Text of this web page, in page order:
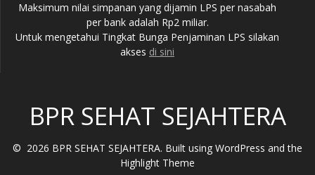
Maksimum nilai simpanan yang dijamin LPS per nasabah
per bank adalah Rp2 miliar.
Untuk mengetahui Tingkat Bunga Penjaminan LPS silakan
akses di sini
BPR SEHAT SEJAHTERA
© 2026 BPR SEHAT SEJAHTERA. Built using WordPress and the
Highlight Theme